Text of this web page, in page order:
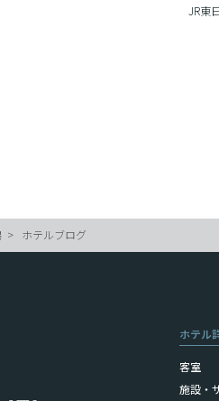
JR東
ホテルブログ
ホテル
客室
施設・